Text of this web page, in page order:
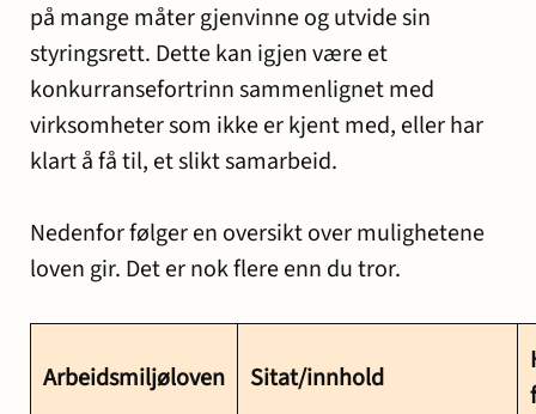
på mange måter gjenvinne og utvide sin
styringsrett. Dette kan igjen være et
konkurransefortrinn sammenlignet med
virksomheter som ikke er kjent med, eller har
klart å få til, et slikt samarbeid.
Nedenfor følger en oversikt over mulighetene
loven gir. Det er nok flere enn du tror.
Arbeidsmiljøloven Sitat/innhold